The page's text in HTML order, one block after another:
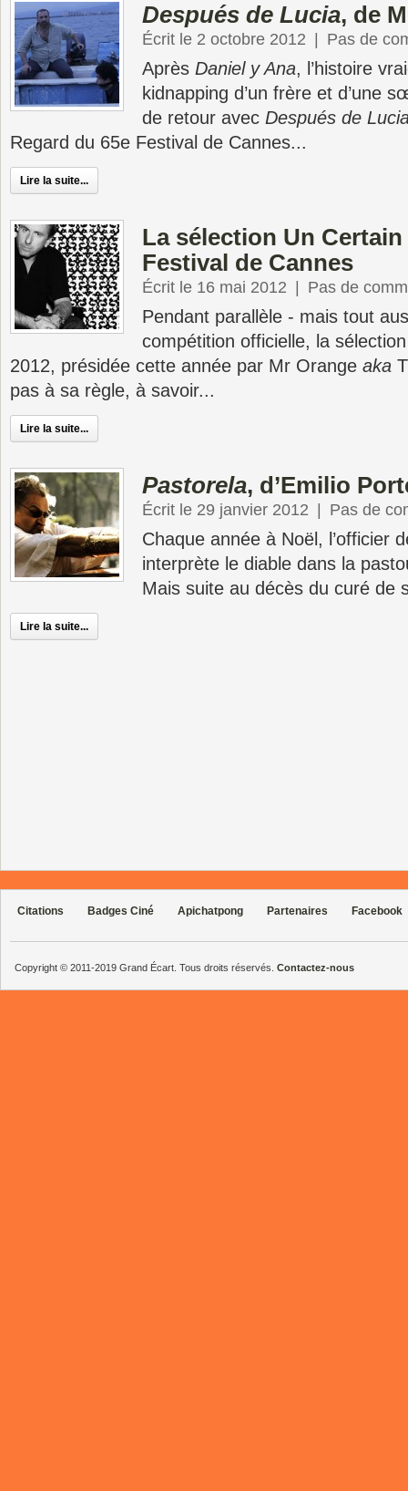
Después de Lucia, de
Écrit le 2 octobre 2012 Pas de
Après Daniel y Ana, l’histoire
kidnapping d’un frère et d’une
de retour avec Después de
Regard du 65e Festival de Cannes...
Lire la suite...
La sélection Un
Festival de Cannes
Écrit le 16 mai 2012 Pas de
Pendant parallèle - mais tout
compétition officielle, la
2012, présidée cette année par Mr Orange aka
pas à sa règle, à savoir...
Lire la suite...
Pastorela, d’Emilio
Écrit le 29 janvier 2012 Pas de
Chaque année à Noël, l’officier
interprète le diable dans la
Mais suite au décès du curé de
Lire la suite...
Citations Badges Ciné Apichatpong Partenaires Facebook
Copyright © 2011-2019 Grand Écart. Tous droits réservés. Contactez-nous